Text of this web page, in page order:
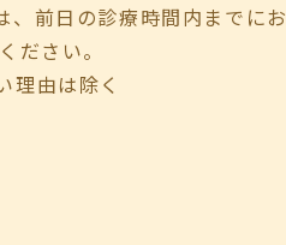
、前日の診療時間内までにお
ださい。
理由は除く